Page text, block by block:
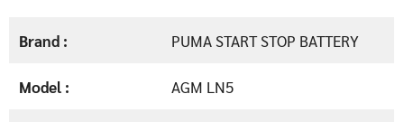
Brand : PUMA START STOP BATTERY
Model : AGM LN5